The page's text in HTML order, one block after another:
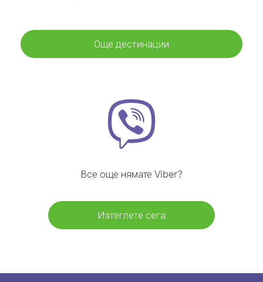
Още дестинации
Все още нямате Viber?
Изтеглете сега